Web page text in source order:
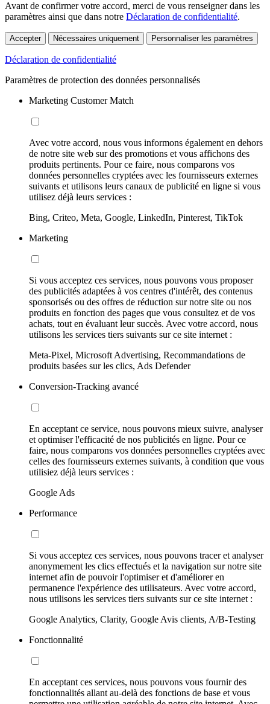
Avant de confirmer votre accord, merci de vous renseigner dans les
paramètres ainsi que dans notre Déclaration de confidentialité.
Accepter Nécessaires uniquement Personnaliser les paramètres
Déclaration de confidentialité
Paramètres de protection des données personnalisés
Marketing Customer Match
Avec votre accord, nous vous informons également en dehors
de notre site web sur des promotions et vous affichons des
produits pertinents. Pour ce faire, nous comparons vos
données personnelles cryptées avec les fournisseurs externes
suivants et utilisons leurs canaux de publicité en ligne si vous
utilisez déjà leurs services :
Bing, Criteo, Meta, Google, LinkedIn, Pinterest, TikTok
Marketing
Si vous acceptez ces services, nous pouvons vous proposer
des publicités adaptées à vos centres d'intérêt, des contenus
sponsorisés ou des offres de réduction sur notre site ou nos
produits en fonction des pages que vous consultez et de vos
achats, tout en évaluant leur succès. Avec votre accord, nous
utilisons les services tiers suivants sur ce site internet :
Meta-Pixel, Microsoft Advertising, Recommandations de
produits basées sur les clics, Ads Defender
Conversion-Tracking avancé
En acceptant ce service, nous pouvons mieux suivre, analyser
et optimiser l'efficacité de nos publicités en ligne. Pour ce
faire, nous comparons vos données personnelles cryptées avec
celles des fournisseurs externes suivants, à condition que vous
utilisiez déjà leurs services :
Google Ads
Performance
Si vous acceptez ces services, nous pouvons tracer et analyser
anonymement les clics effectués et la navigation sur notre site
internet afin de pouvoir l'optimiser et d'améliorer en
permanence l'expérience des utilisateurs. Avec votre accord,
nous utilisons les services tiers suivants sur ce site internet :
Google Analytics, Clarity, Google Avis clients, A/B-Testing
Fonctionnalité
En acceptant ces services, nous pouvons vous fournir des
fonctionnalités allant au-delà des fonctions de base et vous